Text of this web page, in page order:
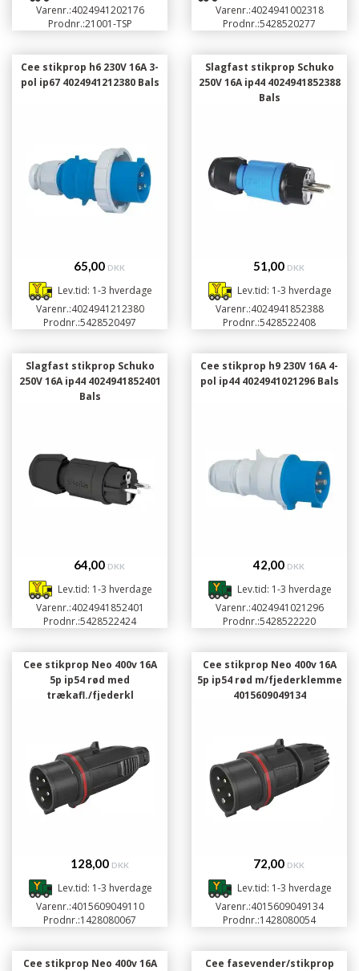
Varenr.:4024941202176
Prodnr.:21001-TSP
Varenr.:4024941002318
Prodnr.:5428520277
Cee stikprop h6 230V 16A 3-
pol ip67 4024941212380 Bals
65,00 DKK
Lev.tid: 1-3 hverdage
Varenr.:4024941212380
Prodnr.:5428520497
Slagfast stikprop Schuko
250V 16A ip44 4024941852388
Bals
51,00 DKK
Lev.tid: 1-3 hverdage
Varenr.:4024941852388
Prodnr.:5428522408
Slagfast stikprop Schuko
250V 16A ip44 4024941852401
Bals
64,00 DKK
Lev.tid: 1-3 hverdage
Varenr.:4024941852401
Prodnr.:5428522424
Cee stikprop h9 230V 16A 4-
pol ip44 4024941021296 Bals
42,00 DKK
Lev.tid: 1-3 hverdage
Varenr.:4024941021296
Prodnr.:5428522220
Cee stikprop Neo 400v 16A
5p ip54 rød med
trækafl./fjederkl
128,00 DKK
Lev.tid: 1-3 hverdage
Varenr.:4015609049110
Prodnr.:1428080067
Cee stikprop Neo 400v 16A
5p ip54 rød m/fjederklemme
4015609049134
72,00 DKK
Lev.tid: 1-3 hverdage
Varenr.:4015609049134
Prodnr.:1428080054
Cee stikprop Neo 400v 16A Cee fasevender/stikprop